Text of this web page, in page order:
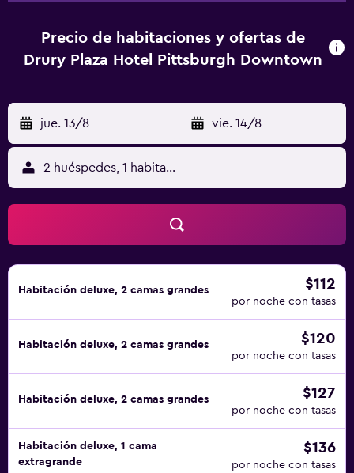
ofrece una televisión LCD de 49 pulgadas con canales por
cable. Se ofrece frigorífico y microondas. Este hotel en
escritorio y teléfono; las llamadas locales y de larga
distancia son gratuitas (pueden existir restricciones). Se
ofrece servicio de limpieza todos los días. En el
alojamiento hay piscina cubierta y bañera de hidromasaje.
Otros servicios de ocio y esparcimiento incluyen
gimnasio abierto las 24 horas.
Precio de habitaciones y ofertas de
Drury Plaza Hotel Pittsburgh Downtown
jue. 13/8 - vie. 14/8
2 huéspedes, 1 habitación
Habitación deluxe, 2 camas grandes $112
por noche con tasas
Habitación deluxe, 2 camas grandes $120
por noche con tasas
Habitación deluxe, 2 camas grandes $127
por noche con tasas
Habitación deluxe, 1 cama
extragrande
$136
por noche con tasas